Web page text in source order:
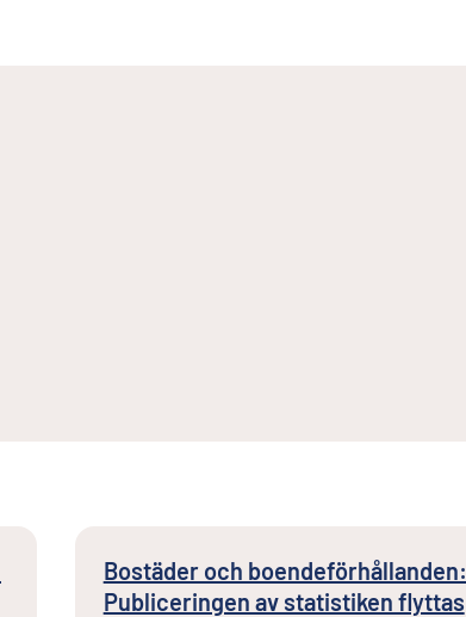
Bostäder och boendeförhållanden:
Publiceringen av statistiken flyttas